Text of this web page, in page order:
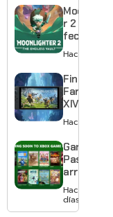
estreno
anticipado
en Netflix
Moonlighte
r 2 ya tiene
fecha y
puedes
quedarte
gratis con
el primero
Hace 2 días
Final
Fantasy
XIV llega a
Switch 2 y
te deja
jugar un
mes sin
pagar
suscripción
Hace 3 días
Game
Pass
arranca
agosto
con
Gears of
Hace 3
días